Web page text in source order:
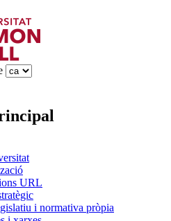
URL
i normativa pròpia